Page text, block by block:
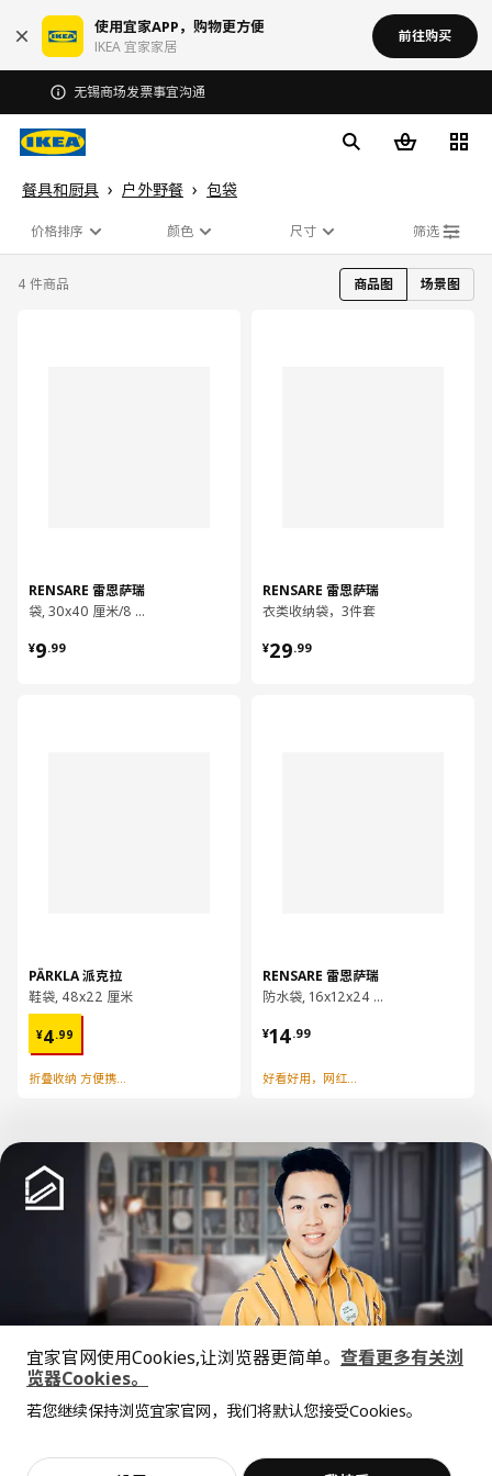
使用宜家APP，购物更方便
IKEA 宜家家居
前往购买
无锡商场发票事宜沟通
餐具和厨具 户外野餐 包袋
价格排序 颜色 尺寸 筛选
4 件商品 商品图 场景图
RENSARE 雷恩萨瑞
袋, 30x40 厘米/8 公升
¥9.99
¥ 9.99
PÄRKLA 派克拉
鞋袋, 48x22 厘米
¥4.99
¥ 4.99
折叠收纳 方便携带
RENSARE 雷恩萨瑞
衣类收纳袋，3件套
¥29.99
¥ 29.99
RENSARE 雷恩萨瑞
防水袋, 16x12x24 厘米/2.5 公升
¥14.99
¥ 14.99
好看好用，网红防水袋
已经到底啦！
中文 English
© Inter IKEA Systems B.V. 1999-2026
价格透明，设计专业，现货供应
宜家官网使用Cookies,让浏览器更简单。 查看更多有关浏
览器Cookies。
若您继续保持浏览宜家官网，我们将默认您接受Cookies。